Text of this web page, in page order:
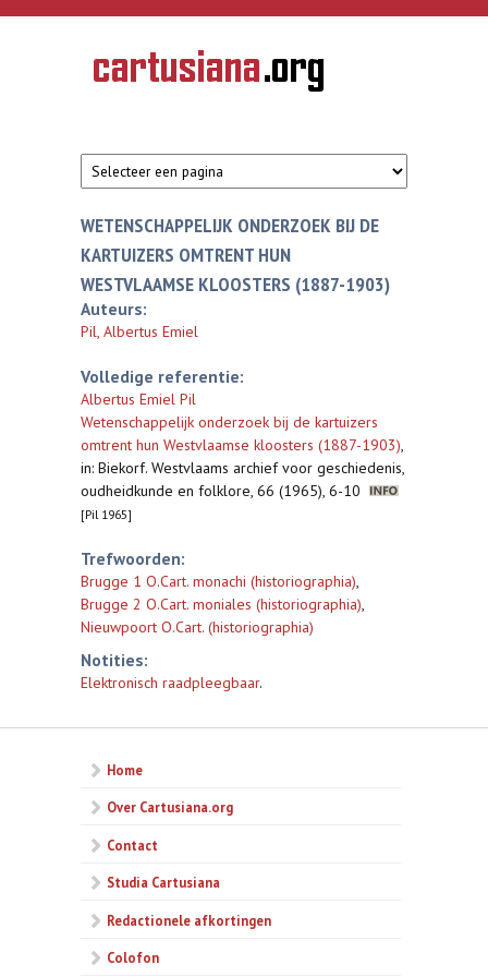
Overslaan en naar de inhoud gaan
CARTUSIANA
Geschiedenis
van de
WETENSCHAPPELIJK ONDERZOEK BIJ DE
KARTUIZERS OMTRENT HUN
WESTVLAAMSE KLOOSTERS (1887-1903)
Auteurs:
Pil, Albertus Emiel
Volledige referentie:
Albertus Emiel Pil
Wetenschappelijk onderzoek bij de kartuizers
omtrent hun Westvlaamse kloosters (1887-1903),
in: Biekorf. Westvlaams archief voor geschiedenis,
oudheidkunde en folklore, 66 (1965), 6-10
[Pil 1965]
Trefwoorden:
Brugge 1 O.Cart. monachi (historiographia),
Brugge 2 O.Cart. moniales (historiographia),
Nieuwpoort O.Cart. (historiographia)
Notities:
Elektronisch raadpleegbaar.
Home
Over Cartusiana.org
Contact
Studia Cartusiana
Redactionele afkortingen
Colofon